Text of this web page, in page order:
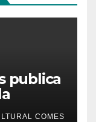
publica
COMES